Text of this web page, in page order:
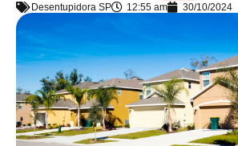
Desentupidora SP 12:55 am 30/10/2024